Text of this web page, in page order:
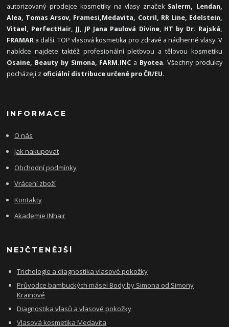
autorizovaný prodejce kosmetiky na vlasy značek Salerm, Lendan,
Alea, Tomas Arsov, Framesi,Medavita, Cotril, RR Line, Edelstein,
Vitael, PerfectHair, JJ, JP Jana Paulová Divine, HT by Dr. Rajská,
FRAMAR a další. TOP vlasová kosmetika pro zdravé a nádherné vlasy. V
nabídce najdete taktéž profesionální pleťovou a tělovou kosmetiku
Osaine, Beauty by Simona, FARM.INC a Byotea. Všechny produkty
pocházejí z oficiální distribuce určené pro ČR/EU.
INFORMACE
O nás
Jak nakupovat
Obchodní podmínky
Vrácení zboží
Kontakty
Akademie INhair
NEJČTENĚJŠÍ
Trichologie a diagnostika vlasové pokožky
Průvodce bambuckých másel Body by Simona od Simony
Krainové
Diagnostika vlasů a vlasové pokožky
Vlasová kosmetika Medavita